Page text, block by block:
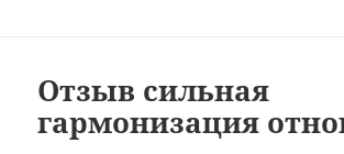
Отзыв сильная
гармонизация